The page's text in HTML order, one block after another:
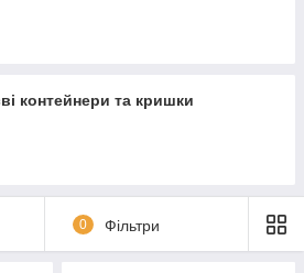
контейнери та кришки
0 Фільтри